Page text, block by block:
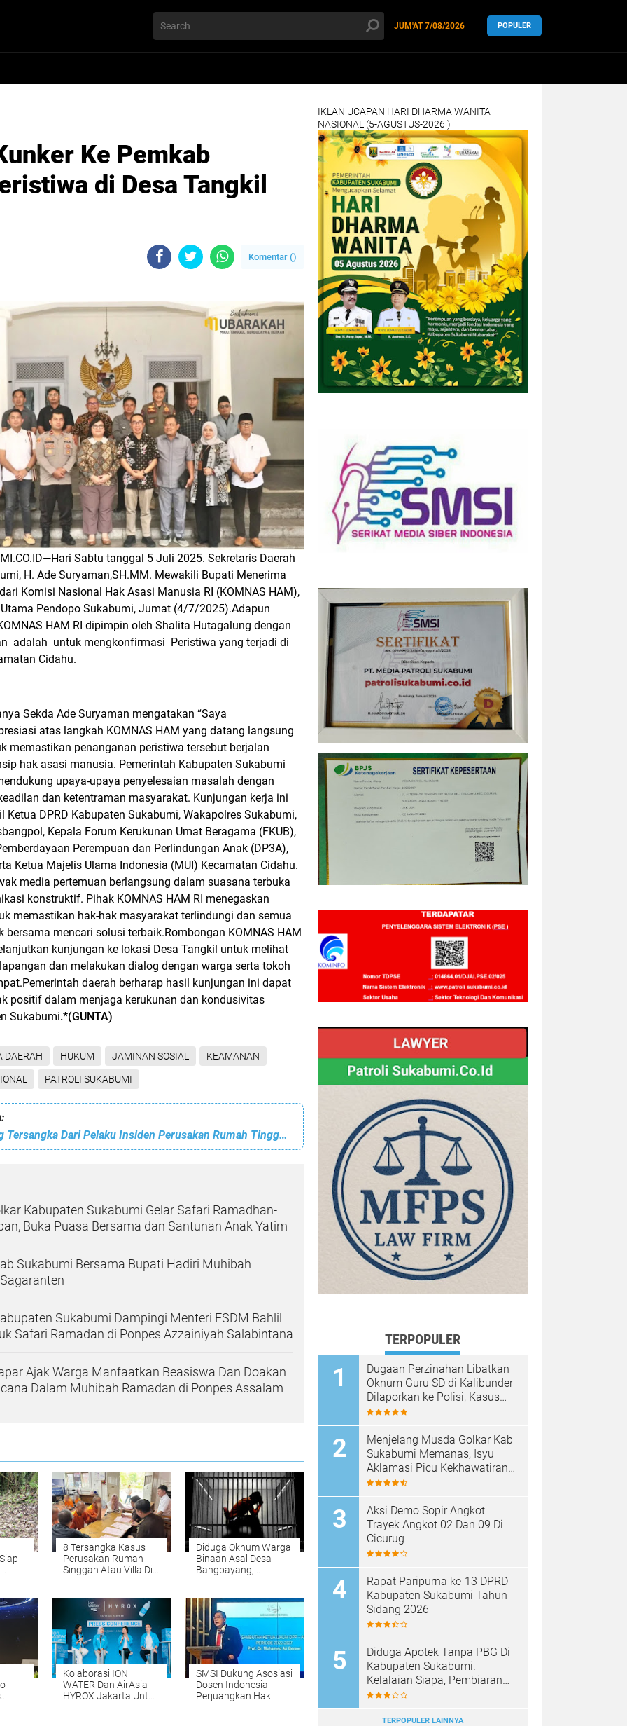
JUM'AT7/08/2026 POPULER
Ke Pemkab
di Desa Tangkil
Komentar ()
Hari Sabtu tanggal 5 Juli 2025. Sekretaris Daerah
H. Ade Suryaman,SH.MM. Mewakili Bupati Menerima
dari Komisi Nasional Hak Asasi Manusia RI (KOMNAS HAM),
Pendopo Sukabumi, Jumat (4/7/2025).Adapun
HAM RI dipimpin oleh Shalita Hutagalung dengan
adalah untuk mengkonfirmasi Peristiwa yang terjadi di
Cidahu.
Sekda Ade Suryaman mengatakan “Saya
atas langkah KOMNAS HAM yang datang langsung
memastikan penanganan peristiwa tersebut berjalan
hak asasi manusia. Pemerintah Kabupaten Sukabumi
upaya-upaya penyelesaian masalah dengan
dan ketentraman masyarakat. Kunjungan kerja ini
Ketua DPRD Kabupaten Sukabumi, Wakapolres Sukabumi,
Kepala Forum Kerukunan Umat Beragama (FKUB),
Perempuan dan Perlindungan Anak (DP3A),
Ketua Majelis Ulama Indonesia (MUI) Kecamatan Cidahu.
media pertemuan berlangsung dalam suasana terbuka
konstruktif. Pihak KOMNAS HAM RI menegaskan
memastikan hak-hak masyarakat terlindungi dan semua
bersama mencari solusi terbaik.Rombongan KOMNAS HAM
kunjungan ke lokasi Desa Tangkil untuk melihat
dan melakukan dialog dengan warga serta tokoh
daerah berharap hasil kunjungan ini dapat
positif dalam menjaga kerukunan dan kondusivitas
Sukabumi.*(GUNTA)
DAERAH HUKUM JAMINAN SOSIAL KEAMANAN
PATROLI SUKABUMI
Menjadi 8 Orang Tersangka Dari Pelaku Insiden Perusakan Rumah Tinggal di Cidahu
Kabupaten Sukabumi Gelar Safari Ramadhan-
Buka Puasa Bersama dan Santunan Anak Yatim
Sukabumi Bersama Bupati Hadiri Muhibah
Sukabumi Dampingi Menteri ESDM Bahlil
Safari Ramadan di Ponpes Azzainiyah Salabintana
Ajak Warga Manfaatkan Beasiswa Dan Doakan
Dalam Muhibah Ramadan di Ponpes Assalam
8 Tersangka Kasus
Perusakan Rumah
Singgah Atau Villa Di
Dari Polres Sukabumi
Ke Kejari Kab
Sukabumi
Diduga Oknum Warga
Binaan Asal Desa
Bangbayang,
Menjadi Pengendali
Atau Bandar,
Peredaran Barang
Haram Sabu - Sabu Di
Salah Satu Lapas Di
Indonesia
Kolaborasi ION
WATER Dan AirAsia
HYROX Jakarta Untuk
SMSI Dukung Asosiasi
Dosen Indonesia
Perjuangkan Hak
IKLAN UCAPAN HARI DHARMA WANITA
NASIONAL (5-AGUSTUS-2026 )
TERPOPULER
Dugaan Perzinahan Libatkan
Oknum Guru SD di Kalibunder
Dilaporkan ke Polisi, Kasus
Ditangani Satreskrim Polres
Menjelang Musda Golkar Kab
Sukabumi Memanas, Isyu
Aklamasi Picu Kekhawatiran
Melemahnya Demokrasi
Aksi Demo Sopir Angkot
Trayek Angkot 02 Dan 09 Di
Cicurug
Rapat Paripurna ke-13 DPRD
Kabupaten Sukabumi Tahun
Sidang 2026
Diduga Apotek Tanpa PBG Di
Kabupaten Sukabumi.
Kelalaian Siapa, Pembiaran
Siapa……?
TERPOPULER LAINNYA